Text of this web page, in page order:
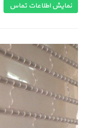
نمایش اطلاعات تماس